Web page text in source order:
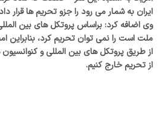
ایران به شمار می رود را جزو تحریم ها قرار
وی اضافه کرد: براساس پروتکل های بین
ملت است را نمی توان تحریم کرد، بنابراین
از طریق پروتکل های بین المللی و
از تحریم خارج کنیم.